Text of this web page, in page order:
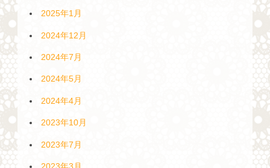
2025年1月
2024年12月
2024年7月
2024年5月
2024年4月
2023年10月
2023年7月